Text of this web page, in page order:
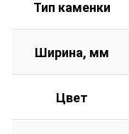
Тип каменки
Ширина, мм
Цвет